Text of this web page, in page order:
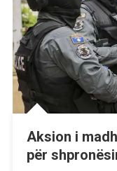
Aksion i
për